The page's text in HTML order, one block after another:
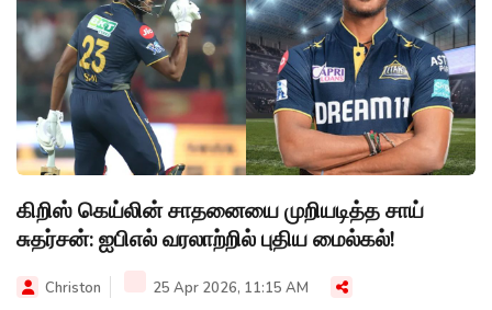
கிறிஸ் கெய்லின் சாதனையை முறியடித்த சாய்
சுதர்சன்: ஐபிஎல் வரலாற்றில் புதிய மைல்கல்!
Christon 25 Apr 2026, 11:15 AM